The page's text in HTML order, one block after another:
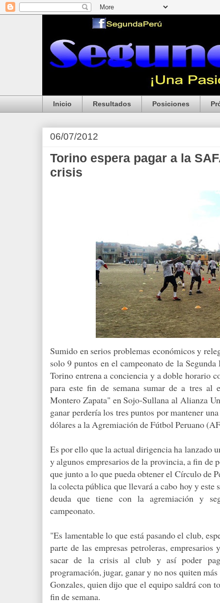
Inicio Resultados Posiciones
06/07/2012
Torino espera pagar a la
crisis
Sumido en serios problemas económicos y
solo 9 puntos en el campeonato de la
Torino entrena a conciencia y a doble horario
para este fin de semana sumar de a tres al
Montero Zapata" en Sojo-Sullana al Alianza
ganar perdería los tres puntos por mantener
dólares a la Agremiación de Fútbol Peruano
Es por ello que la actual dirigencia ha lanzado
y algunos empresarios de la provincia, a fin de
que junto a lo que pueda obtener el Círculo de
la colecta pública que llevará a cabo hoy y este
deuda que tiene con la agremiación y
campeonato.
"Es lamentable lo que está pasando el club,
parte de las empresas petroleras,
sacar de la crisis al club y así poder
programación, jugar, ganar y no nos quiten
Gonzales, quien dijo que el equipo saldrá con
fin de semana.